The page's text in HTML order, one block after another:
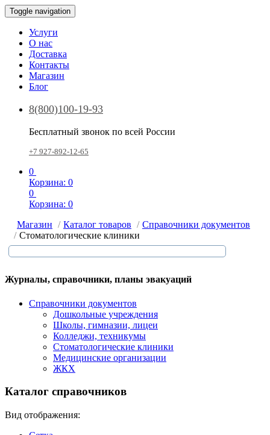
Toggle navigation
Услуги
О нас
Доставка
Контакты
Магазин
Блог
8(800)100-19-93
Бесплатный звонок по всей России
+7 927-892-12-65
0
Корзина: 0
0
Корзина: 0
Магазин
Каталог товаров
Справочники документов
Стоматологические клиники
Журналы, справочники, планы эвакуаций
Справочники документов
Дошкольные учреждения
Школы, гимназии, лицеи
Колледжи, техникумы
Стоматологические клиники
Медицинские организации
ЖКХ
Каталог справочников
Вид отображения: